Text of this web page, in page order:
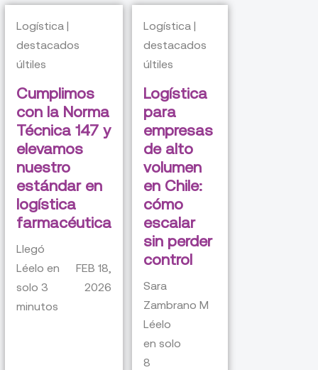
Logística |
destacados
últiles
Cumplimos
con la Norma
Técnica 147 y
elevamos
nuestro
estándar en
logística
farmacéutica
Llegó
Léelo en
solo 3
minutos
FEB 18,
2026
Logística |
destacados
últiles
Logística
para
empresas
de alto
volumen
en Chile:
cómo
escalar
sin perder
control
Sara
Zambrano M
Léelo
en solo
8